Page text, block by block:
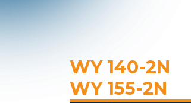
WY 140-2N
WY 155-2N